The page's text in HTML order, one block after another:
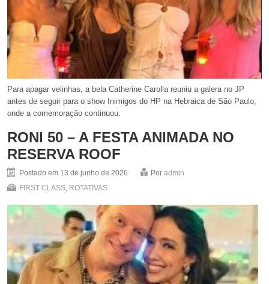
Para apagar velinhas, a bela Catherine Carolla reuniu a galera no JP
antes de seguir para o show Inimigos do HP na Hebraica de São Paulo,
onde a comemoração continuou.
RONI 50 – A FESTA ANIMADA NO
RESERVA ROOF
Postado em 13 de junho de 2026 Poradmin
FIRST CLASS, ROTATIVAS